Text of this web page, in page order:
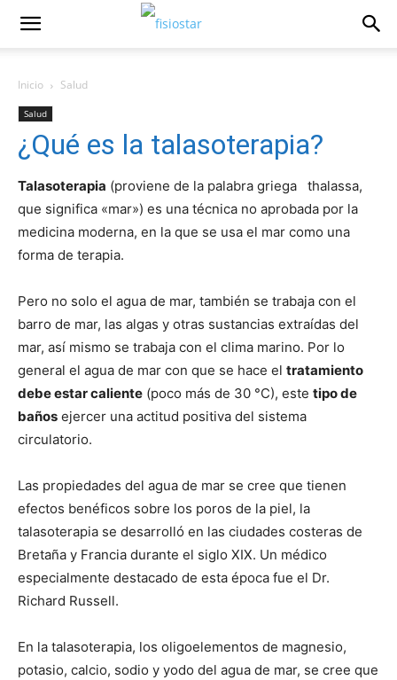
Inicio Salud
Salud
¿Qué es la talasoterapia?
Talasoterapia (proviene de la palabra griega thalassa,
que significa «mar») es una técnica no aprobada por la
medicina moderna, en la que se usa el mar como una
forma de terapia.
Pero no solo el agua de mar, también se trabaja con el
barro de mar, las algas y otras sustancias extraí­das del
mar, así­ mismo se trabaja con el clima marino. Por lo
general el agua de mar con que se hace el tratamiento
debe estar caliente (poco más de 30 °C), este tipo de
baños ejercer una actitud positiva del sistema
circulatorio.
Las propiedades del agua de mar se cree que tienen
efectos benéficos sobre los poros de la piel, la
talasoterapia se desarrolló en las ciudades costeras de
Bretaña y Francia durante el siglo XIX. Un médico
especialmente destacado de esta época fue el Dr.
Richard Russell.
En la talasoterapia, los oligoelementos de magnesio,
potasio, calcio, sodio y yodo del agua de mar, se cree que